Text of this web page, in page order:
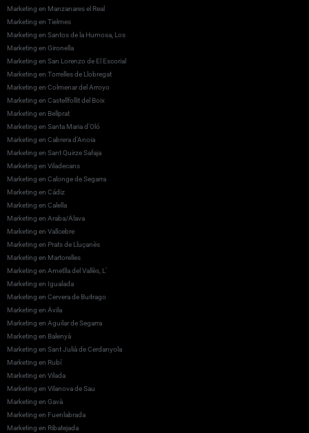
Marketing en Manzanares el Real
Marketing en Tielmes
Marketing en Santos de la Humosa, Los
Marketing en Gironella
Marketing en San Lorenzo de El Escorial
Marketing en Torrelles de Llobregat
Marketing en Colmenar del Arroyo
Marketing en Castellfollit del Boix
Marketing en Bellprat
Marketing en Santa Maria d’Oló
Marketing en Cabrera d’Anoia
Marketing en Sant Quirze Safaja
Marketing en Viladecans
Marketing en Calonge de Segarra
Marketing en Cádiz
Marketing en Calella
Marketing en Araba/Álava
Marketing en Vallcebre
Marketing en Prats de Lluçanès
Marketing en Martorelles
Marketing en Ametlla del Vallès, L’
Marketing en Igualada
Marketing en Cervera de Buitrago
Marketing en Ávila
Marketing en Aguilar de Segarra
Marketing en Balenyà
Marketing en Sant Julià de Cerdanyola
Marketing en Rubí
Marketing en Vilada
Marketing en Vilanova de Sau
Marketing en Gavà
Marketing en Fuenlabrada
Marketing en Ribatejada